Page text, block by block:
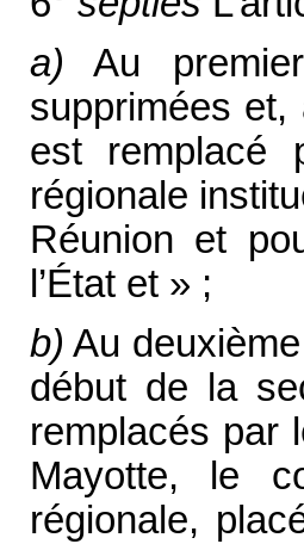
a) Au
supprimées
est remplacé
régionale
Réunion et
l’État et » ;
b) Au
début de la
remplacés par
Mayotte, le
régionale,